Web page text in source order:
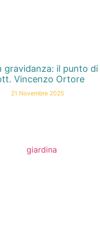
gravidanza: il punto di
Vincenzo Ortore
21 Novembre 2025